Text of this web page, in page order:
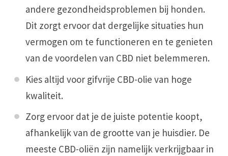
andere gezondheidsproblemen bij honden.
Dit zorgt ervoor dat dergelijke situaties hun
vermogen om te functioneren en te genieten
van de voordelen van CBD niet belemmeren.
Kies altijd voor gifvrije CBD-olie van hoge
kwaliteit.
Zorg ervoor dat je de juiste potentie koopt,
afhankelijk van de grootte van je huisdier. De
meeste CBD-oliën zijn namelijk verkrijgbaar in